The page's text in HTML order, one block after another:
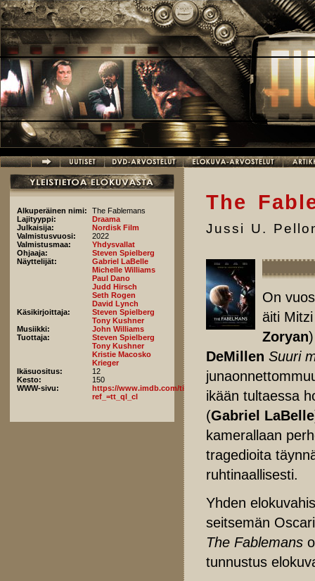
Hyppää pääsisältöön
Alkuperäinen nimi:
The Fablemans
Lajityyppi:
Draama
Julkaisija:
Nordisk Film
Valmistusvuosi:
2022
Valmistusmaa:
Yhdysvallat
Ohjaaja:
Steven Spielberg
Näyttelijät:
Gabriel LaBelle
Michelle Williams
Paul Dano
Judd Hirsch
Seth Rogen
David Lynch
Käsikirjoittaja:
Steven Spielberg
Tony Kushner
Musiikki:
John Williams
Tuottaja:
Steven Spielberg
Tony Kushner
Kristie Macosko
Krieger
Ikäsuositus:
12
Kesto:
150
WWW-sivu:
https://www.imdb.com/title/tt14208870/fullcredits/?
ref_=tt_ql_cl
The
Jussi U.
On
äiti
Zoryan
DeMillen Suuri
ikään tultaessa
(Gabriel LaBelle
kamerallaan
tragedioita
ruhtinaallisesti.
Yhden
seitsemän
The Fablemans
tunnustus